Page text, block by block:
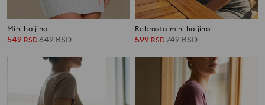
Mini haljina
549 RSD 649RSD
Rebrasta mini haljina
599 RSD 749RSD